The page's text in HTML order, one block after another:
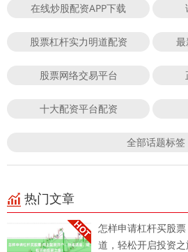
在线炒股配资APP下载
股票杠杆实力明道配资
股票网络交易平台
十大配资平台配资
全部话题标签
热门文章
怎样申请杠杆买股
道，轻松开启投资之